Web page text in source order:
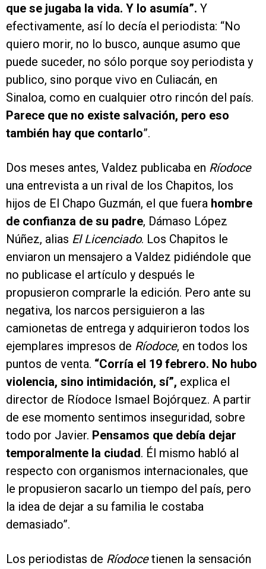
que se jugaba la vida. Y lo asumía”. Y
efectivamente, así lo decía el periodista: “No
quiero morir, no lo busco, aunque asumo que
puede suceder, no sólo porque soy periodista y
publico, sino porque vivo en Culiacán, en
Sinaloa, como en cualquier otro rincón del país.
Parece que no existe salvación, pero eso
también hay que contarlo”.
Dos meses antes, Valdez publicaba en Ríodoce
una entrevista a un rival de los Chapitos, los
hijos de El Chapo Guzmán, el que fuera hombre
de confianza de su padre, Dámaso López
Núñez, alias El Licenciado. Los Chapitos le
enviaron un mensajero a Valdez pidiéndole que
no publicase el artículo y después le
propusieron comprarle la edición. Pero ante su
negativa, los narcos persiguieron a las
camionetas de entrega y adquirieron todos los
ejemplares impresos de Ríodoce, en todos los
puntos de venta. “Corría el 19 febrero. No hubo
violencia, sino intimidación, sí”, explica el
director de Ríodoce Ismael Bojórquez. A partir
de ese momento sentimos inseguridad, sobre
todo por Javier. Pensamos que debía dejar
temporalmente la ciudad. Él mismo habló al
respecto con organismos internacionales, que
le propusieron sacarlo un tiempo del país, pero
la idea de dejar a su familia le costaba
demasiado”.
Los periodistas de Ríodocetienen la sensación